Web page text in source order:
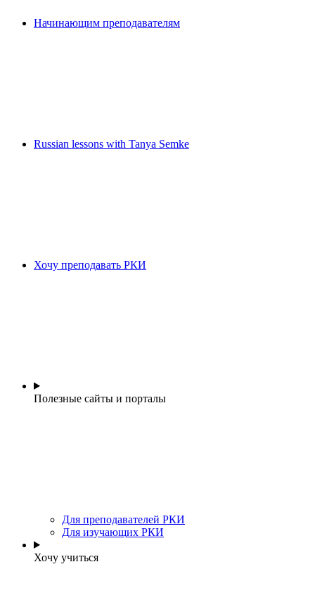
Начинающим преподавателям
Russian lessons with Tanya Semke
Хочу преподавать РКИ
Полезные сайты и порталы
Для преподавателей РКИ
Для изучающих РКИ
Хочу учиться